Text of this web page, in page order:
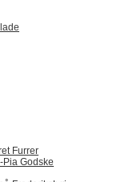
Furrer
Pia Godske